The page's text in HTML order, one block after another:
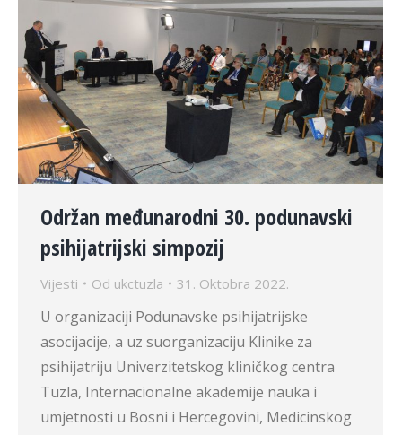
Održan međunarodni 30. podunavski
psihijatrijski simpozij
Vijesti Od ukctuzla 31. Oktobra 2022.
U organizaciji Podunavske psihijatrijske
asocijacije, a uz suorganizaciju Klinike za
psihijatriju Univerzitetskog kliničkog centra
Tuzla, Internacionalne akademije nauka i
umjetnosti u Bosni i Hercegovini, Medicinskog